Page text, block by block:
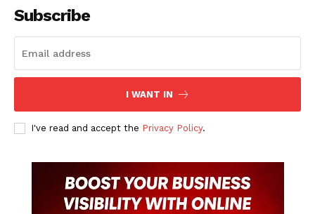
Subscribe
I WANT IN
I've read and accept the Privacy Policy.